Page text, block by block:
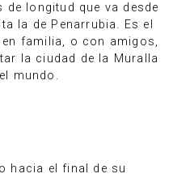
de longitud que va desde
la de Penarrubia. Es el
familia, o con amigos,
la ciudad de la Muralla
mundo.
hacia el final de su